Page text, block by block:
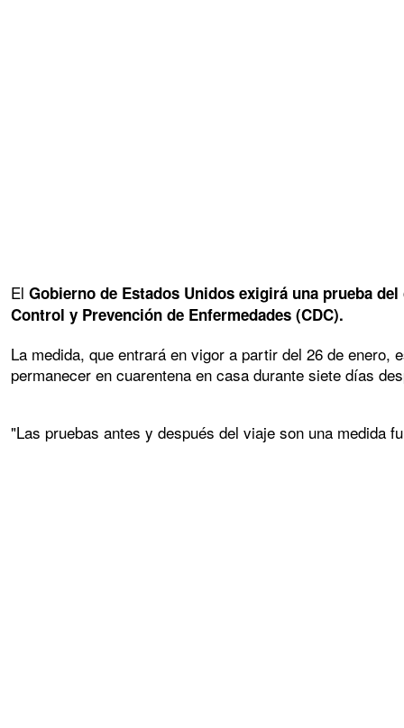
El Gobierno de Estados Unidos exigirá una prueba
Control y Prevención de Enfermedades (CDC).
La medida, que entrará en vigor a partir del 26 de
permanecer en cuarentena en casa durante siete días
"Las pruebas antes y después del viaje son una medida